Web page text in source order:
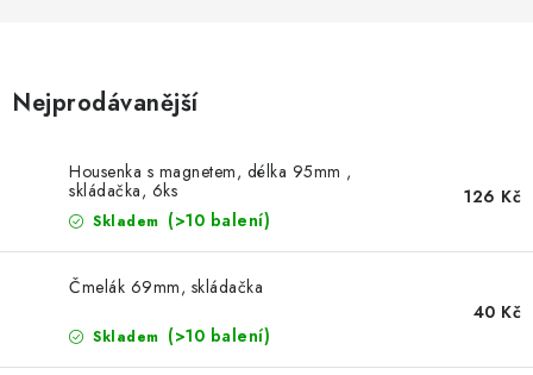
SVATBA
NOVINKY
Nejprodávanější
Housenka s magnetem, délka 95mm ,
skládačka, 6ks
Skladem (>10 balení)
126 Kč
Čmelák 69mm, skládačka
Skladem (>10 balení)
40 Kč